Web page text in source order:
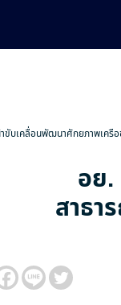
ขับเคลื่อนพัฒนาศักยภาพเครื
อย.
สาธา